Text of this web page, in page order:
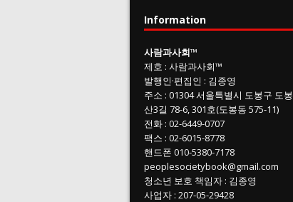
Information
사람과사회™
제호 : 사람과사회™
발행인·편집인 : 김종영
주소 : 01304서울특별시 도봉구 도봉
산3길 78-6, 301호(도봉동 575-11)
전화 : 02-6449-0707
팩스 : 02-6015-8778
핸드폰 010-5380-7178
peoplesocietybook@gmail.com
청소년 보호 책임자 : 김종영
사업자 : 207-05-29428